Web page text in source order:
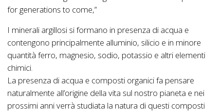
for generations to come,”
I minerali argillosi si formano in presenza di acqua e
contengono principalmente alluminio, silicio e in minore
quantità ferro, magnesio, sodio, potassio e altri elementi
chimici.
La presenza di acqua e composti organici fa pensare
naturalmente all’origine della vita sul nostro pianeta e nei
prossimi anni verrà studiata la natura di questi composti